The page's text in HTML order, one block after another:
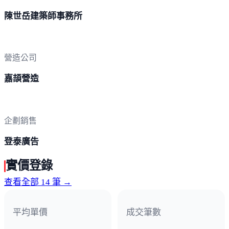
陳世岳建築師事務所
營造公司
嘉頡營造
企劃銷售
登泰廣告
實價登錄
查看全部 14 筆 →
平均單價 成交筆數